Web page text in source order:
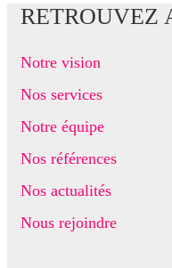
RETROUVEZ
Notre vision
Nos services
Notre équipe
Nos références
Nos actualités
Nous rejoindre